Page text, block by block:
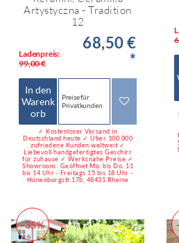
Artystyczna - Tradition
12
Ladenpreis:
99,00 €
68,50 €
*
In den
Warenk
orb
Preise für
Privatkunden
✓ Kostenloser Versand in
Deutschland heute ✓ Über 100.000
zufriedene Kunden weltweit ✓
Liebevoll handgefertigtes Geschirr
für zuhause ✓ Werksnahe Preise ✓
Showroom : Geöffnet Mo. bis Do. 11
bis 14 Uhr - Freitags 15 bis 18 Uhr -
Hünenborgstr.17b, 48431 Rheine
-35%